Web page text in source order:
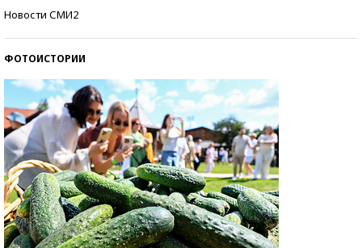
Новости СМИ2
ФОТОИСТОРИИ